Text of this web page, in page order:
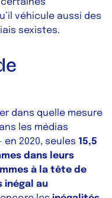
véhicule aussi des
sexistes.
dans quelle mesure
les médias
2020, seules 15,5
dans leurs
à la tête de
inégal au